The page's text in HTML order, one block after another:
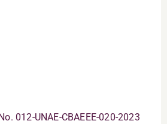
012-UNAE-CBAEEE-020-2023